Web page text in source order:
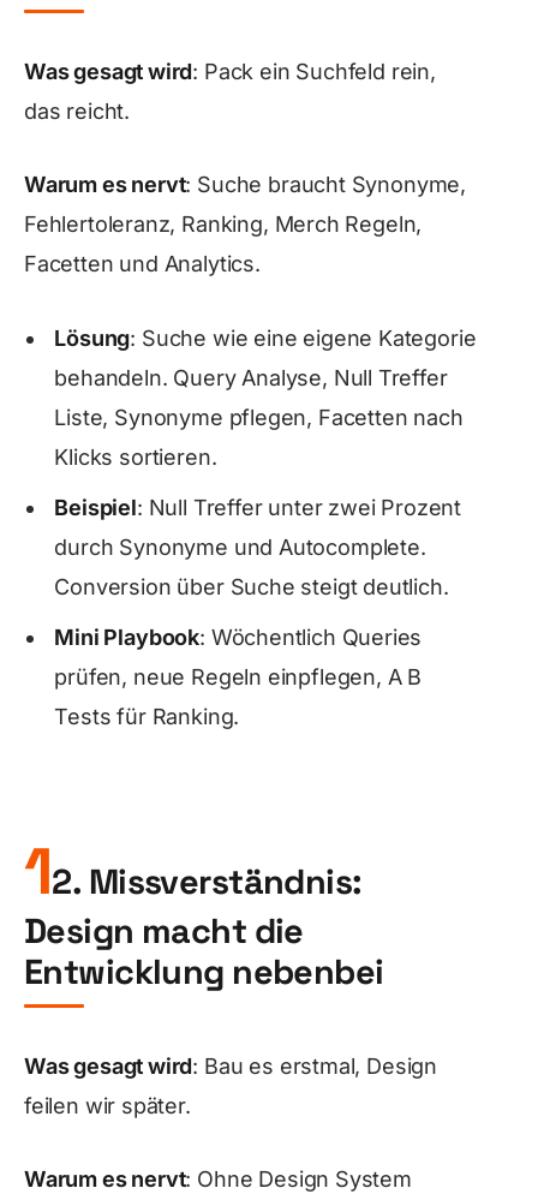
Was gesagt wird: Pack ein Suchfeld rein,
das reicht.
Warum es nervt: Suche braucht Synonyme,
Fehlertoleranz, Ranking, Merch Regeln,
Facetten und Analytics.
Lösung: Suche wie eine eigene Kategorie
behandeln. Query Analyse, Null Treffer
Liste, Synonyme pflegen, Facetten nach
Klicks sortieren.
Beispiel: Null Treffer unter zwei Prozent
durch Synonyme und Autocomplete.
Conversion über Suche steigt deutlich.
Mini Playbook: Wöchentlich Queries
prüfen, neue Regeln einpflegen, A B
Tests für Ranking.
12. Missverständnis:
Design macht die
Entwicklung nebenbei
Was gesagt wird: Bau es erstmal, Design
feilen wir später.
Warum es nervt: Ohne Design System